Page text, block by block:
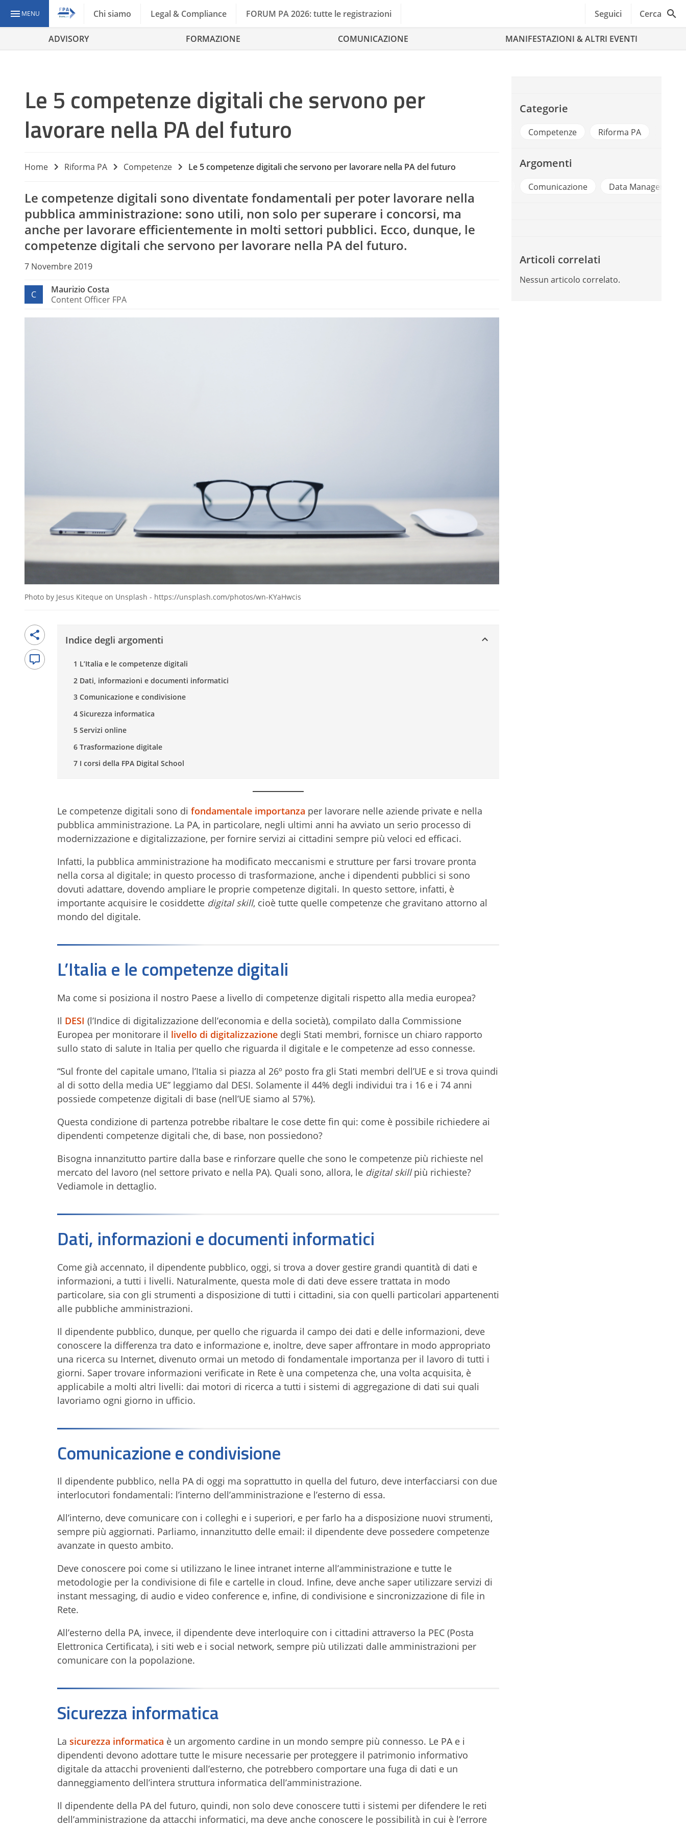
MENU Chi siamo Legal & Compliance FORUM PA 2026: tutte le registrazioni Seguici Cerca
ADVISORY FORMAZIONE COMUNICAZIONE MANIFESTAZIONI & ALTRI EVENTI
Le 5 competenze digitali che servono per
lavorare nella PA del futuro
Home Riforma PA Competenze Le 5 competenze digitali che servono per lavorare nella PA del futuro
Le competenze digitali sono diventate fondamentali per poter lavorare nella
pubblica amministrazione: sono utili, non solo per superare i concorsi, ma
anche per lavorare efficientemente in molti settori pubblici. Ecco, dunque, le
competenze digitali che servono per lavorare nella PA del futuro.
7 Novembre 2019
C
Maurizio Costa
Content Officer FPA
Photo by Jesus Kiteque on Unsplash - https://unsplash.com/photos/wn-KYaHwcis
Indice degli argomenti
1 L’Italia e le competenze digitali
2 Dati, informazioni e documenti informatici
3 Comunicazione e condivisione
4 Sicurezza informatica
5 Servizi online
6 Trasformazione digitale
7 I corsi della FPA Digital School
Le competenze digitali sono di fondamentale importanza per lavorare nelle aziende private e nella
pubblica amministrazione. La PA, in particolare, negli ultimi anni ha avviato un serio processo di
modernizzazione e digitalizzazione, per fornire servizi ai cittadini sempre più veloci ed efficaci.
Infatti, la pubblica amministrazione ha modificato meccanismi e strutture per farsi trovare pronta
nella corsa al digitale; in questo processo di trasformazione, anche i dipendenti pubblici si sono
dovuti adattare, dovendo ampliare le proprie competenze digitali. In questo settore, infatti, è
importante acquisire le cosiddette digital skill, cioè tutte quelle competenze che gravitano attorno al
mondo del digitale.
L’Italia e le competenze digitali
Ma come si posiziona il nostro Paese a livello di competenze digitali rispetto alla media europea?
Il DESI (l’Indice di digitalizzazione dell’economia e della società), compilato dalla Commissione
Europea per monitorare il livello di digitalizzazione degli Stati membri, fornisce un chiaro rapporto
sullo stato di salute in Italia per quello che riguarda il digitale e le competenze ad esso connesse.
“Sul fronte del capitale umano, l’Italia si piazza al 26º posto fra gli Stati membri dell’UE e si trova quindi
al di sotto della media UE” leggiamo dal DESI. Solamente il 44% degli individui tra i 16 e i 74 anni
possiede competenze digitali di base (nell’UE siamo al 57%).
Questa condizione di partenza potrebbe ribaltare le cose dette fin qui: come è possibile richiedere ai
dipendenti competenze digitali che, di base, non possiedono?
Bisogna innanzitutto partire dalla base e rinforzare quelle che sono le competenze più richieste nel
mercato del lavoro (nel settore privato e nella PA). Quali sono, allora, le digital skillpiù richieste?
Vediamole in dettaglio.
Dati, informazioni e documenti informatici
Come già accennato, il dipendente pubblico, oggi, si trova a dover gestire grandi quantità di dati e
informazioni, a tutti i livelli. Naturalmente, questa mole di dati deve essere trattata in modo
particolare, sia con gli strumenti a disposizione di tutti i cittadini, sia con quelli particolari appartenenti
alle pubbliche amministrazioni.
Il dipendente pubblico, dunque, per quello che riguarda il campo dei dati e delle informazioni, deve
conoscere la differenza tra dato e informazione e, inoltre, deve saper affrontare in modo appropriato
una ricerca su Internet, divenuto ormai un metodo di fondamentale importanza per il lavoro di tutti i
giorni. Saper trovare informazioni verificate in Rete è una competenza che, una volta acquisita, è
applicabile a molti altri livelli: dai motori di ricerca a tutti i sistemi di aggregazione di dati sui quali
lavoriamo ogni giorno in ufficio.
Comunicazione e condivisione
Il dipendente pubblico, nella PA di oggi ma soprattutto in quella del futuro, deve interfacciarsi con due
interlocutori fondamentali: l’interno dell’amministrazione e l’esterno di essa.
All’interno, deve comunicare con i colleghi e i superiori, e per farlo ha a disposizione nuovi strumenti,
sempre più aggiornati. Parliamo, innanzitutto delle email: il dipendente deve possedere competenze
avanzate in questo ambito.
Deve conoscere poi come si utilizzano le linee intranet interne all’amministrazione e tutte le
metodologie per la condivisione di file e cartelle in cloud. Infine, deve anche saper utilizzare servizi di
instant messaging, di audio e video conference e, infine, di condivisione e sincronizzazione di file in
Rete.
All’esterno della PA, invece, il dipendente deve interloquire con i cittadini attraverso la PEC (Posta
Elettronica Certificata), i siti web e i social network, sempre più utilizzati dalle amministrazioni per
comunicare con la popolazione.
Sicurezza informatica
La sicurezza informatica è un argomento cardine in un mondo sempre più connesso. Le PA e i
dipendenti devono adottare tutte le misure necessarie per proteggere il patrimonio informativo
digitale da attacchi provenienti dall’esterno, che potrebbero comportare una fuga di dati e un
danneggiamento dell’intera struttura informatica dell’amministrazione.
Il dipendente della PA del futuro, quindi, non solo deve conoscere tutti i sistemi per difendere le reti
dell’amministrazione da attacchi informatici, ma deve anche conoscere le possibilità in cui è l’errore
Categorie
Competenze Riforma PA
Argomenti
Data Management FPA Digital
Articoli correlati
Nessun articolo correlato.